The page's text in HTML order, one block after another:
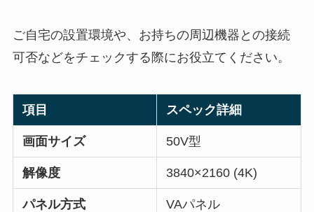
ご自宅の設置環境や、お持ちの周辺機器との接続
可否などをチェックする際にお役立てください。
項目 スペック詳細
画面サイズ 50V型
解像度 3840×2160 (4K)
パネル方式 VAパネル